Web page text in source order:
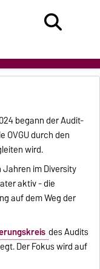
begann der Audit-
OVGU durch den
wird.
Jahren im Diversity
aktiv - die
auf dem Weg der
des Audits
Der Fokus wird auf